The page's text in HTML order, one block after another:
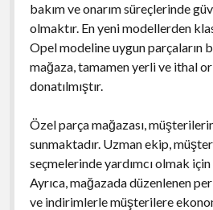
bakım ve onarım süreçlerinde
olmaktır. En yeni modellerden
Opel modeline uygun parçaların
mağaza, tamamen yerli ve ithal
donatılmıştır.
Özel parça mağazası,
sunmaktadır. Uzman ekip,
seçmelerinde yardımcı olmak için
Ayrıca, mağazada düzenlenen
ve indirimlerle müşterilere